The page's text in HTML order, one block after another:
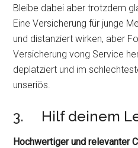
Bleibe dabei aber trotzdem
Eine Versicherung für junge
und distanziert wirken, aber
Versicherung vong Service
deplatziert und im
unseriös.
3. Hilf deinem
Hochwertiger und relevanter